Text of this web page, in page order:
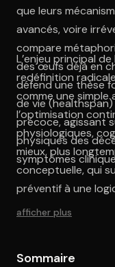
que leurs
avancés, voire
compare
des œufs déjà en
défend une thèse
de vie
précoce, agissant
physiques des
symptômes
L’enjeu principal
redéfinition
comme une simple
l’optimisation
physiologiques,
mieux, plus
conceptuelle, qui
préventif à une
constitue le cœur
afficher plus
Sommaire